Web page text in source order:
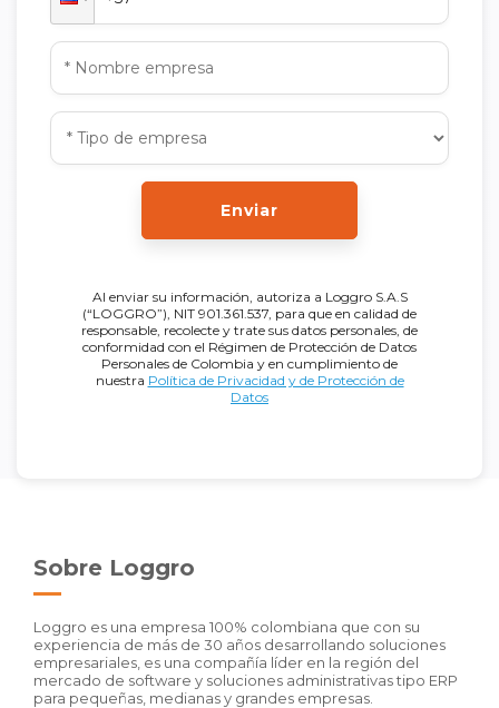
Enviar
Al enviar su información, autoriza a Loggro S.A.S
(“LOGGRO”), NIT 901.361.537, para que en calidad de
responsable, recolecte y trate sus datos personales, de
conformidad con el Régimen de Protección de Datos
Personales de Colombia y en cumplimiento de
nuestra Política de Privacidad y de Protección de
Datos
Sobre Loggro
Loggro es una empresa 100% colombiana que con su
experiencia de más de 30 años desarrollando soluciones
empresariales, es una compañía líder en la región del
mercado de software y soluciones administrativas tipo ERP
para pequeñas, medianas y grandes empresas.